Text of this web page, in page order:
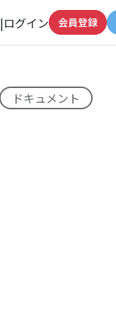
|ログイン 会員登録
ドキュメント